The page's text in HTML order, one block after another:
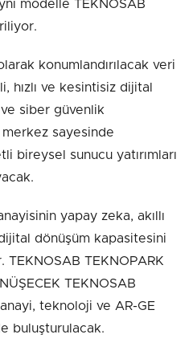
modelle TEKNOSAB
konumlandırılacak veri
hızlı ve kesintisiz dijital
siber güvenlik
merkez sayesinde
bireysel sunucu yatırımları
yapay zeka, akıllı
dönüşüm kapasitesini
TEKNOPARK
TEKNOSAB
teknoloji ve AR-GE
buluşturulacak.